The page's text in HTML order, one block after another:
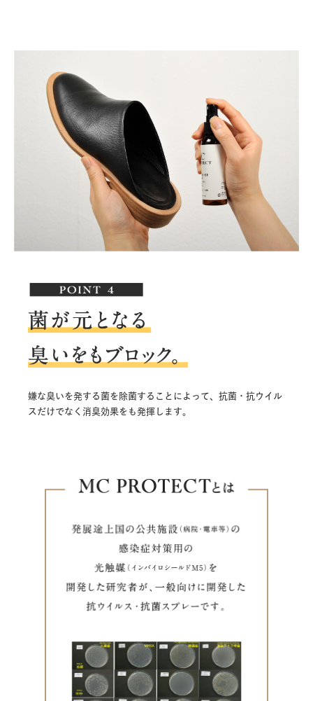
嫌な臭いを発する菌を除菌することによって、抗菌・抗ウイル
スだけでなく消臭効果をも発揮します。